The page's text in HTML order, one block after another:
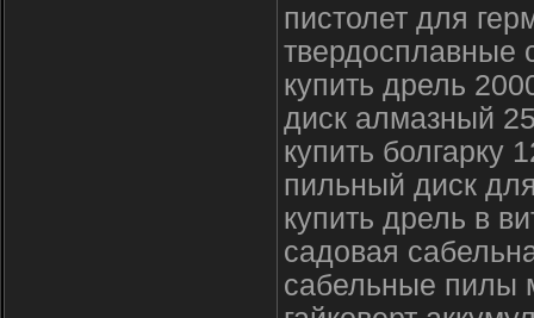
пистолет для
твердосплавные
купить дрель
диск алмазный
купить болгарку
пильный диск
купить дрель в
садовая
сабельные пилы